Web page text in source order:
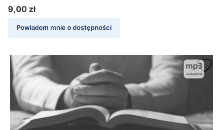
Cena
9,00 zł
Powiadom mnie o dostępności